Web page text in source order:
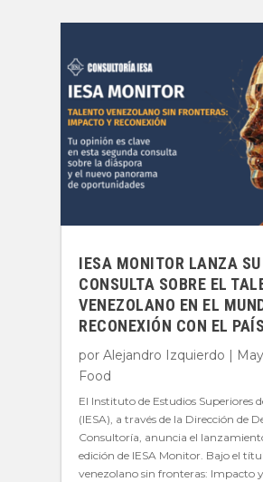
IESA MONITOR LANZA SU
CONSULTA SOBRE EL
VENEZOLANO EN EL
RECONEXIÓN CON EL PAÍS
porAlejandro Izquierdo |
Food
El Instituto de Estudios Superiores
(IESA), a través de la Dirección de
Consultoría, anuncia el
edición de IESA Monitor. Bajo el
venezolano sin fronteras: Impacto